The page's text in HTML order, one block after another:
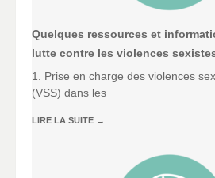
Quelques ressources et
lutte contre les violences
1. Prise en charge des violences
(VSS) dans les
LIRE LA SUITE →